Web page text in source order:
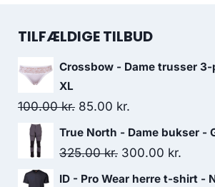
TILFÆLDIGE TILBUD
Crossbow - Dame trusser
XL
100.00kr. Original
price
was:
85.00 kr.
price
is:
True North - Dame bukser -
325.00kr. Original
price
300.00 kr.
price
ID - Pro Wear herre t-shirt -